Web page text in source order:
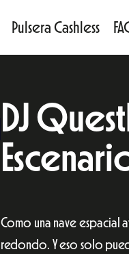
Pulsera Cashless
DJ
Como una nave espacial
redondo. Y eso solo